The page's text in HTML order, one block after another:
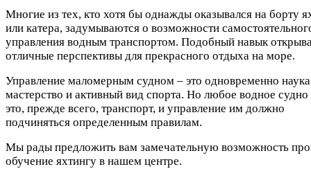
Многие из тех, кто хотя бы однажды оказывался на борту
или катера, задумываются о возможности
управления водным транспортом. Подобный навык
отличные перспективы для прекрасного отдыха на море.
Управление маломерным судном – это одновременно
мастерство и активный вид спорта. Но любое водное судно
это, прежде всего, транспорт, и управление им должно
подчиняться определенным правилам.
Мы рады предложить вам замечательную возможность
обучение яхтингу в нашем центре.